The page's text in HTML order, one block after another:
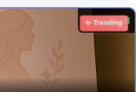
Download
✨ Trending